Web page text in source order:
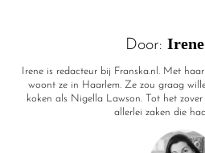
Door:
Irene is redacteur bij Franska.nl. Met
woont ze in Haarlem. Ze zou graag
koken als Nigella Lawson. Tot het
allerlei zaken die